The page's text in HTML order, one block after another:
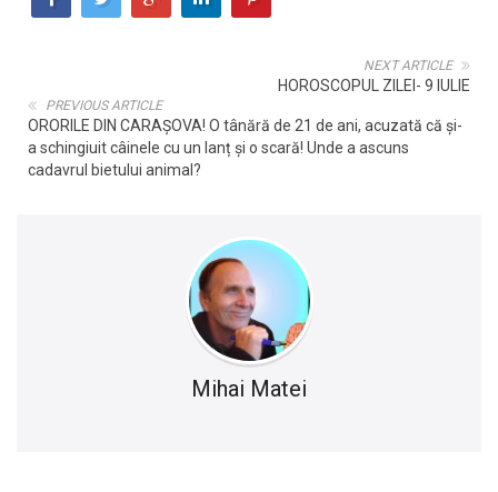
NEXT ARTICLE
HOROSCOPUL ZILEI- 9 IULIE
PREVIOUS ARTICLE
ORORILE DIN CARAȘOVA! O tânără de 21 de ani, acuzată că și-
a schingiuit câinele cu un lanț și o scară! Unde a ascuns
cadavrul bietului animal?
Mihai Matei